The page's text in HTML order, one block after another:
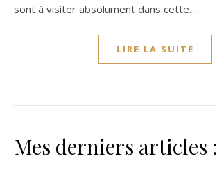
sont à visiter absolument dans cette…
LIRE LA SUITE
Mes derniers articles :